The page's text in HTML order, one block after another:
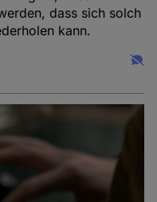
dass sich solch
kann.